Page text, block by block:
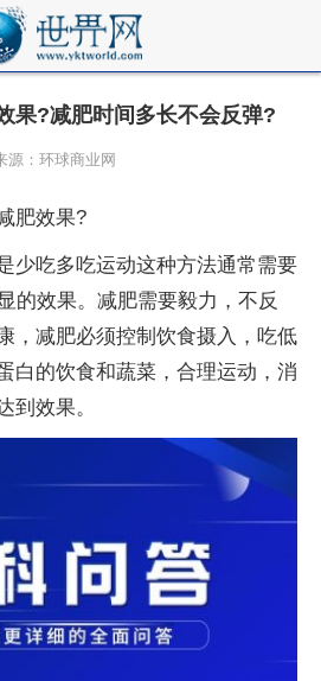
果?减肥时间多长不会反弹?
源：环球商业网
肥效果?
少吃多吃运动这种方法通常需要
的效果。减肥需要毅力，不反
，减肥必须控制饮食摄入，吃低
白的饮食和蔬菜，合理运动，消
到效果。